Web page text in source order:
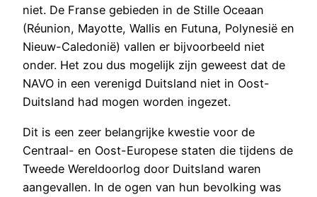
niet. De Franse gebieden in de Stille Oceaan
(Réunion, Mayotte, Wallis en Futuna, Polynesië en
Nieuw-Caledonië) vallen er bijvoorbeeld niet
onder. Het zou dus mogelijk zijn geweest dat de
NAVO in een verenigd Duitsland niet in Oost-
Duitsland had mogen worden ingezet.
Dit is een zeer belangrijke kwestie voor de
Centraal- en Oost-Europese staten die tijdens de
Tweede Wereldoorlog door Duitsland waren
aangevallen. In de ogen van hun bevolking was